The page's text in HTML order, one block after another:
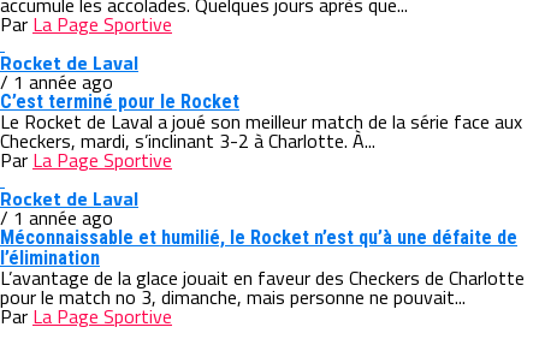
Par La Page Sportive
Rocket de Laval
/ 1 année ago
C’est terminé pour le Rocket
Le Rocket de Laval a joué son meilleur match de la série face aux
Checkers, mardi, s’inclinant 3-2 à Charlotte. À...
Par La Page Sportive
Rocket de Laval
/ 1 année ago
Méconnaissable et humilié, le Rocket n’est qu’à une défaite de
l’élimination
L’avantage de la glace jouait en faveur des Checkers de Charlotte
pour le match no 3, dimanche, mais personne ne pouvait...
Par La Page Sportive